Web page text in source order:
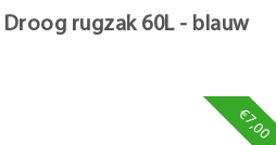
Droog rugzak 60L - blauw
€7,00